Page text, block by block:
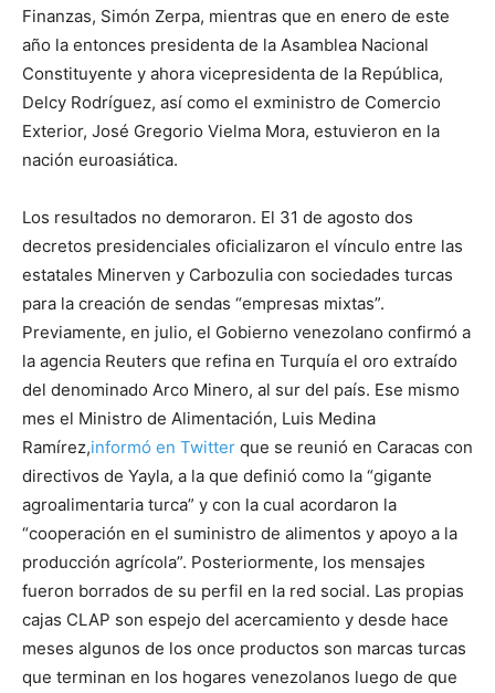
Finanzas, Simón Zerpa, mientras que en enero de este
año la entonces presidenta de la Asamblea Nacional
Constituyente y ahora vicepresidenta de la República,
Delcy Rodríguez, así como el exministro de Comercio
Exterior, José Gregorio Vielma Mora, estuvieron en la
nación euroasiática.
Los resultados no demoraron. El 31 de agosto dos
decretos presidenciales oficializaron el vínculo entre las
estatales Minerven y Carbozulia con sociedades turcas
para la creación de sendas “empresas mixtas”.
Previamente, en julio, el Gobierno venezolano confirmó a
la agencia Reuters que refina en Turquía el oro extraído
del denominado Arco Minero, al sur del país. Ese mismo
mes el Ministro de Alimentación, Luis Medina
Ramírez,informó en Twitter que se reunió en Caracas con
directivos de Yayla, a la que definió como la “gigante
agroalimentaria turca” y con la cual acordaron la
“cooperación en el suministro de alimentos y apoyo a la
producción agrícola”. Posteriormente, los mensajes
fueron borrados de su perfil en la red social. Las propias
cajas CLAP son espejo del acercamiento y desde hace
meses algunos de los once productos son marcas turcas
que terminan en los hogares venezolanos luego de que